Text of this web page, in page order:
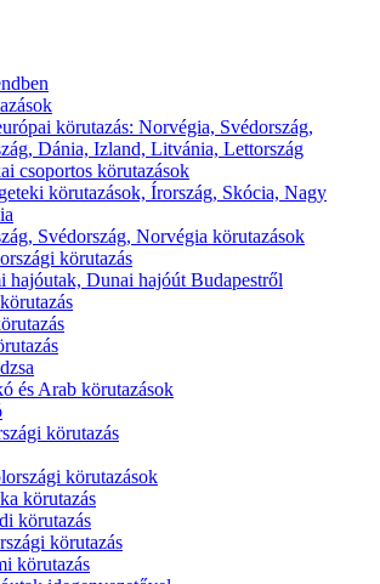
körutazás: Norvégia, Svédország,
Dánia, Izland, Litvánia, Lettország
csoportos körutazások
körutazások, Írország, Skócia, Nagy
Svédország, Norvégia körutazások
körutazás
hajóutak, Dunai hajóút Budapestről
és Arab körutazások
körutazás
körutazások
körutazás
körutazás
körutazás
körutazás